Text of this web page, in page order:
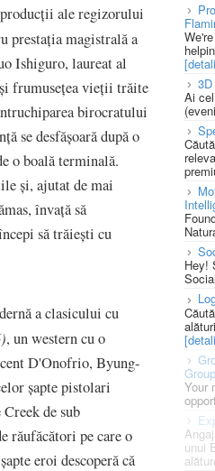
producții ale regizorului
prestația magistrală a
Ishiguro, laureat al
frumusețea vieții trăite
birocratului
se desfășoară după o
o boală terminală.
și, ajutat de mai
învață să
să trăiești cu
a clasicului cu
), un western cu o
D'Onofrio, Byung-
șapte pistolari
de sub
răufăcători pe care o
eroi descoperă că
Ai
Hey!
Group
Your
unui